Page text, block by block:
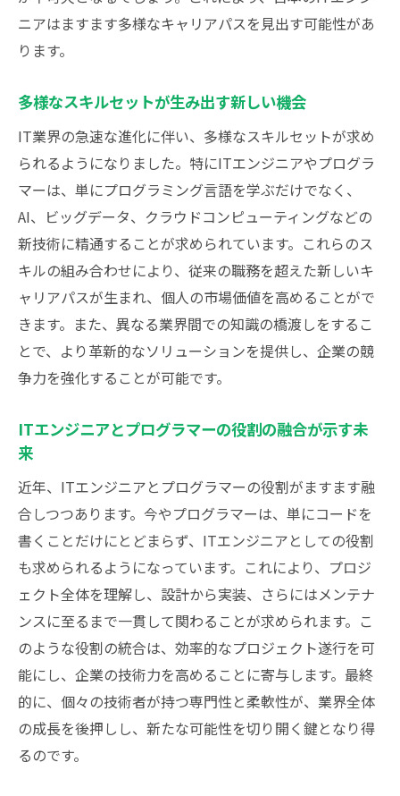
クラウドサービスの進化がもたらす影響
新技術の普及がもたらすエンジニアの新た
日本のIT業界を支えるITエンジニアとプログラ
マーの重要性
業界全体の成長を支えるエンジニアの役割
ITエンジニアとプログラマーが企業に与え
る影響
新技術導入の中心的存在としての責任
持続可能なITソリューションの創造
競争力を高めるための革新的プロジェクト
日本の経済成長を支える基盤としての役割
マーのキャリア戦略
キャリアパスの多様化による新たな可能性
グローバル市場での競争力を高めるために
技術トレンドを見据えたキャリアプランニ
ング
持続的な成長を目指すための自己投資
フリーランスとしてのキャリア構築の魅力
ニアはますます多様なキャリアパスを見出す可能性があ
ります。
多様なスキルセットが生み出す新しい機会
IT業界の急速な進化に伴い、多様なスキルセットが求め
られるようになりました。特にITエンジニアやプログラ
マーは、単にプログラミング言語を学ぶだけでなく、
AI、ビッグデータ、クラウドコンピューティングなどの
新技術に精通することが求められています。これらのス
キルの組み合わせにより、従来の職務を超えた新しいキ
ャリアパスが生まれ、個人の市場価値を高めることがで
きます。また、異なる業界間での知識の橋渡しをするこ
とで、より革新的なソリューションを提供し、企業の競
争力を強化することが可能です。
ITエンジニアとプログラマーの役割の融合が示す未
来
近年、ITエンジニアとプログラマーの役割がますます融
合しつつあります。今やプログラマーは、単にコードを
書くことだけにとどまらず、ITエンジニアとしての役割
も求められるようになっています。これにより、プロジ
ェクト全体を理解し、設計から実装、さらにはメンテナ
ンスに至るまで一貫して関わることが求められます。こ
のような役割の統合は、効率的なプロジェクト遂行を可
能にし、企業の技術力を高めることに寄与します。最終
的に、個々の技術者が持つ専門性と柔軟性が、業界全体
の成長を後押しし、新たな可能性を切り開く鍵となり得
るのです。